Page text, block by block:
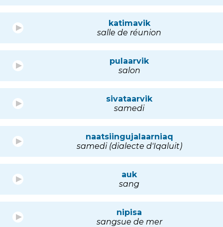
katimavik
salle de réunion
pulaarvik
salon
sivataarvik
samedi
naatsiingujalaarniaq
samedi (dialecte d'Iqaluit)
auk
sang
nipisa
sangsue de mer